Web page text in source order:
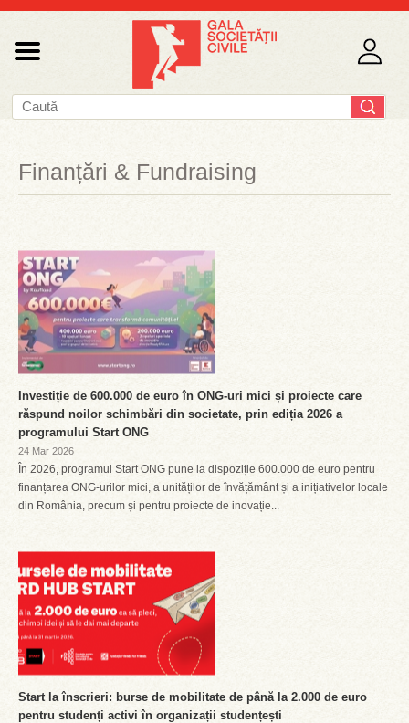
Finanțări & Fundraising
Investiție de 600.000 de euro în ONG-uri mici și proiecte care
răspund noilor schimbări din societate, prin ediția 2026 a
programului Start ONG
24 Mar 2026
În 2026, programul Start ONG pune la dispoziție 600.000 de euro pentru
finanțarea ONG-urilor mici, a unităților de învățământ și a inițiativelor locale
din România, precum și pentru proiecte de inovație...
Start la înscrieri: burse de mobilitate de până la 2.000 de euro
pentru studenți activi în organizații studențești